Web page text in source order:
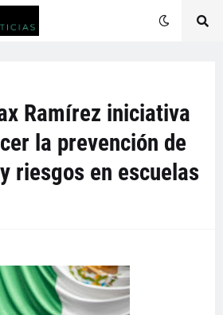
Ramírez iniciativa
la prevención de
riesgos en escuelas